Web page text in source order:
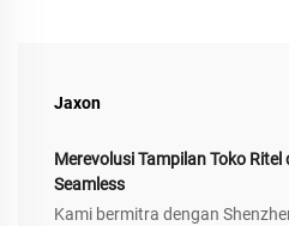
Jaxon
Merevolusi Tampilan Toko
Seamless
Kami bermitra dengan